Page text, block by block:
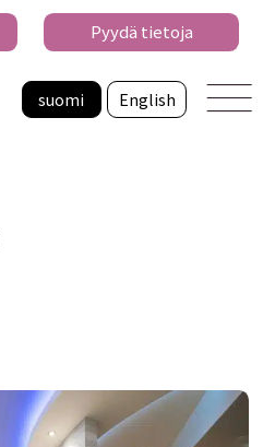
suomi English
Pyydä tietoja